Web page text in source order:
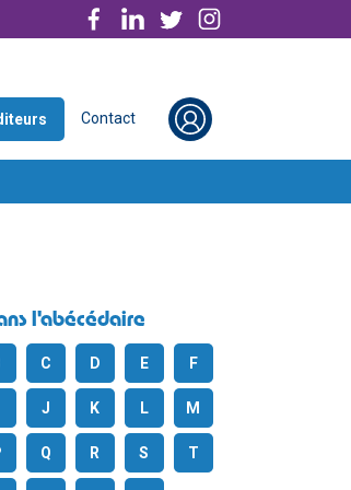
Contact
l'abécédaire
C D E F
J K L M
Q R S T